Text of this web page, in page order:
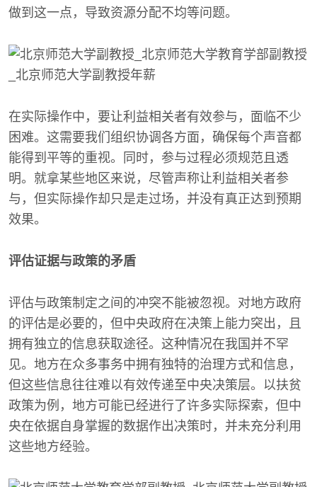
做到这一点，导致资源分配不均等问题。
在实际操作中，要让利益相关者有效参与，面临不少
困难。这需要我们组织协调各方面，确保每个声音都
能得到平等的重视。同时，参与过程必须规范且透
明。就拿某些地区来说，尽管声称让利益相关者参
与，但实际操作却只是走过场，并没有真正达到预期
效果。
评估证据与政策的矛盾
评估与政策制定之间的冲突不能被忽视。对地方政府
的评估是必要的，但中央政府在决策上能力突出，且
拥有独立的信息获取途径。这种情况在我国并不罕
见。地方在众多事务中拥有独特的治理方式和信息，
但这些信息往往难以有效传递至中央决策层。以扶贫
政策为例，地方可能已经进行了许多实际探索，但中
央在依据自身掌握的数据作出决策时，并未充分利用
这些地方经验。